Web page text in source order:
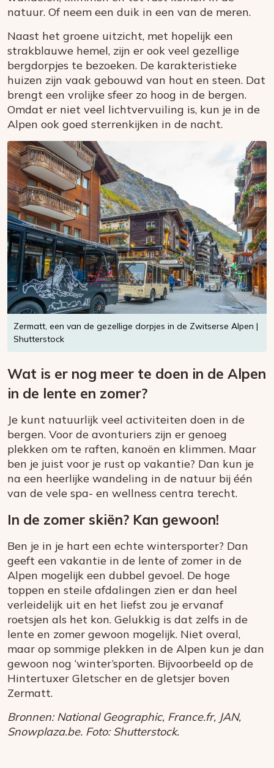
natuur. Of neem een duik in een van de meren.
Naast het groene uitzicht, met hopelijk een
strakblauwe hemel, zijn er ook veel gezellige
bergdorpjes te bezoeken. De karakteristieke
huizen zijn vaak gebouwd van hout en steen. Dat
brengt een vrolijke sfeer zo hoog in de bergen.
Omdat er niet veel lichtvervuiling is, kun je in de
Alpen ook goed sterrenkijken in de nacht.
Zermatt, een van de gezellige dorpjes in de Zwitserse Alpen |
Shutterstock
Wat is er nog meer te doen in de Alpen
in de lente en zomer?
Je kunt natuurlijk veel activiteiten doen in de
bergen. Voor de avonturiers zijn er genoeg
plekken om te raften, kanoën en klimmen. Maar
ben je juist voor je rust op vakantie? Dan kun je
na een heerlijke wandeling in de natuur bij één
van de vele spa- en wellness centra terecht.
In de zomer skiën? Kan gewoon!
Ben je in je hart een echte wintersporter? Dan
geeft een vakantie in de lente of zomer in de
Alpen mogelijk een dubbel gevoel. De hoge
toppen en steile afdalingen zien er dan heel
verleidelijk uit en het liefst zou je ervanaf
roetsjen als het kon. Gelukkig is dat zelfs in de
lente en zomer gewoon mogelijk. Niet overal,
maar op sommige plekken in de Alpen kun je dan
gewoon nog ‘winter’sporten. Bijvoorbeeld op de
Hintertuxer Gletscher en de gletsjer boven
Zermatt.
Bronnen: National Geographic, France.fr, JAN,
Snowplaza.be. Foto: Shutterstock.